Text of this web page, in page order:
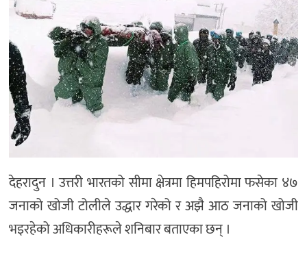
अन्य
देहरादुन । उत्तरी भारतको सीमा क्षेत्रमा हिमपहिरोमा फसेका ४७
जनाको खोजी टोलीले उद्धार गरेको र अझै आठ जनाको खोजी
भइरहेको अधिकारीहरूले शनिबार बताएका छन् ।